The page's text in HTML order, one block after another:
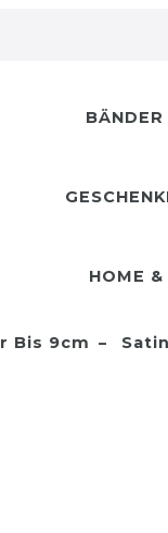
HOME &
Bis 9cm